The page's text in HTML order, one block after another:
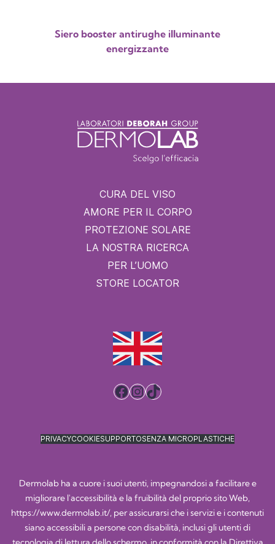
Siero booster antirughe illuminante
energizzante
CURA DEL VISO
AMORE PER IL CORPO
PROTEZIONE SOLARE
LA NOSTRA RICERCA
PER L’UOMO
STORE LOCATOR
Facebook
Instagram
TikTok
PRIVACYCOOKIESUPPORTOSENZA MICROPLASTICHE
Dermolab ha a cuore i suoi utenti, impegnandosi a facilitare e
migliorare l'accessibilità e la fruibilità del proprio sito Web,
https://www.dermolab.it/, per assicurarsi che i servizi e i contenuti
siano accessibili a persone con disabilità, inclusi gli utenti di